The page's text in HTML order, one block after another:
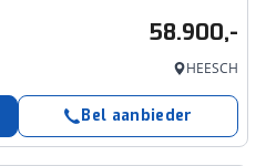
58.900,-
HEESCH
Bel aanbieder